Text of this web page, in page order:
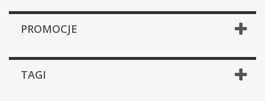
PROMOCJE
TAGI